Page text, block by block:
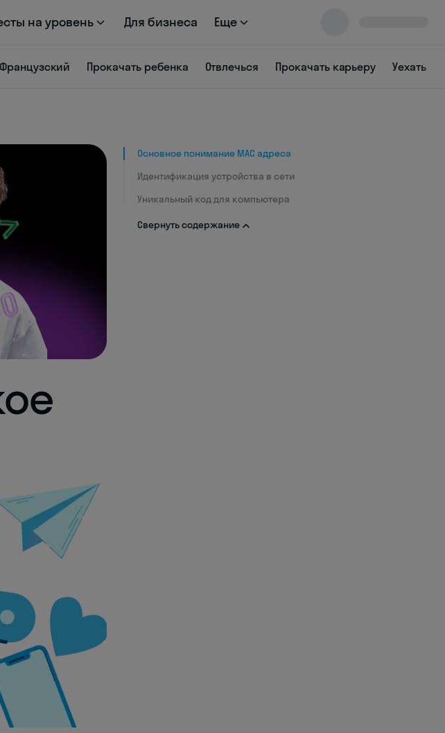
на уровень Для бизнеса Еще
Французский Прокачать ребенка Отвлечься Прокачать карьеру Уехать
Основное понимание МАС адреса
Идентификация устройства в сети
Уникальный код для компьютера
Свернуть содержание